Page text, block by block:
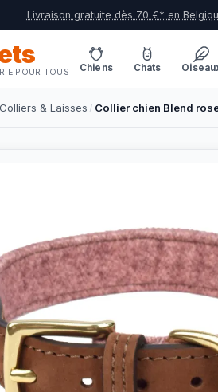
Livraison gratuite dès 70 €* en
POUR TOUS Chiens Chats
Colliers & Laisses / Collier chien Blend